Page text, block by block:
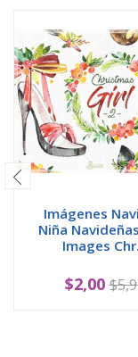
Imágenes
Niña
Images
$2,00